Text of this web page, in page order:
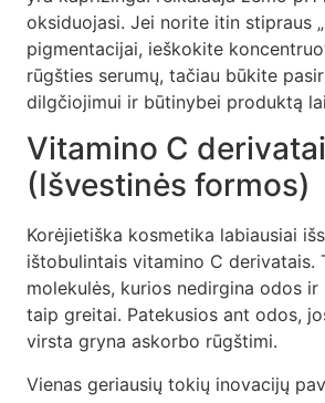
oksiduojasi. Jei norite itin stipraus
pigmentacijai, ieškokite
rūgšties serumų, tačiau būkite
dilgčiojimui ir būtinybei produktą
Vitamino C derivatai
(Išvestinės formos)
Korėjietiška kosmetika labiausiai
ištobulintais vitamino C derivatais.
molekulės, kurios nedirgina odos ir
taip greitai. Patekusios ant odos,
virsta gryna askorbo rūgštimi.
Vienas geriausių tokių inovacijų